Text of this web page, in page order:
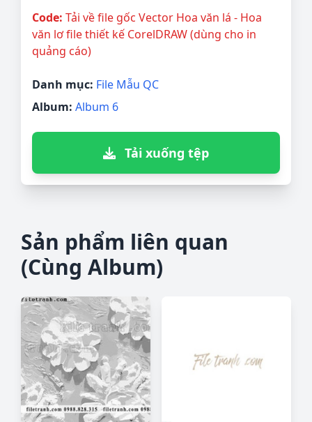
Code: Tải về file gốc Vector Hoa văn lá - Hoa
văn lơ file thiết kế CorelDRAW (dùng cho in
quảng cáo)
Danh mục: File Mẫu QC
Album: Album 6
Tải xuống tệp
Sản phẩm liên quan
(Cùng Album)